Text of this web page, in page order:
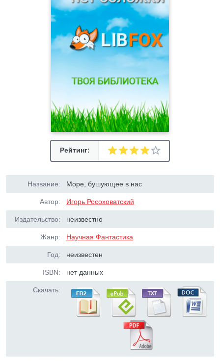
Рейтинг:
Название: Море, бушующее в нас
Автор: Игорь Росоховатский
Издательство: неизвестно
Жанр: Научная Фантастика
Год: неизвестен
ISBN: нет данных
Скачать: